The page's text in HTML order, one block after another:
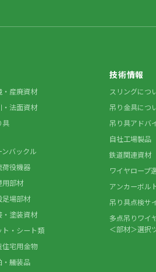
・産廃資材
・法面資材
具
ンバックル
荷役機器
用部材
足場部材
・塗装資材
ト・シート類
住宅用金物
・艤装品
技術情報
スリングにつ
吊り金具につ
吊り具アドバ
自社工場製品
鉄道関連資材
ワイヤロープ
アンカーボル
吊り具点検サ
多点吊りワイ
＜部材＞選択